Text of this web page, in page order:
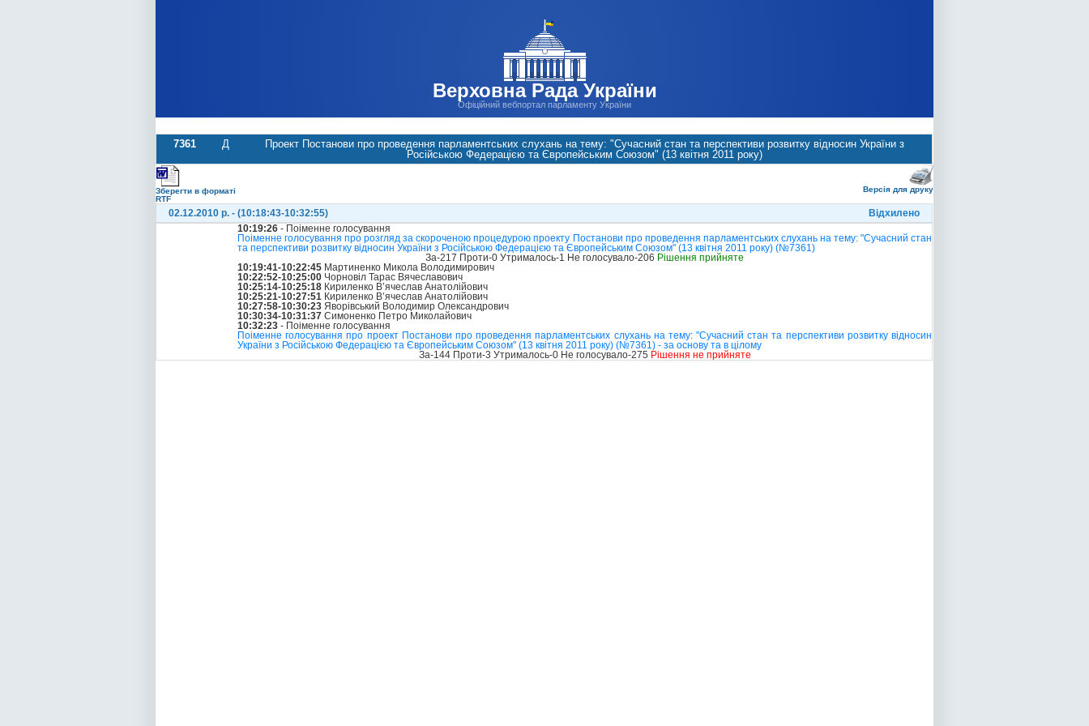
Верховна Рада України
Офіційний вебпортал парламенту України
7361 Д
Проект Постанови про проведення парламентських слухань на тему: "Сучасний стан та перспективи розвитку відносин України з
Російською Федерацією та Європейським Союзом" (13 квітня 2011 року)
Зберегти в форматі
RTF
Версія для друку
02.12.2010 р. - (10:18:43-10:32:55)
Відхилено
10:19:26 - Поіменне голосування
Поіменне голосування про розгляд за скороченою процедурою проекту Постанови про проведення парламентських слухань на тему: "Сучасний стан
та перспективи розвитку відносин України з Російською Федерацією та Європейським Союзом" (13 квітня 2011 року) (№7361)
За-217 Проти-0 Утрималось-1 Не голосувало-206 Рішення прийняте
10:19:41-10:22:45 Мартиненко Микола Володимирович
10:22:52-10:25:00 Чорновіл Тарас Вячеславович
10:25:14-10:25:18 Кириленко В’ячеслав Анатолійович
10:25:21-10:27:51 Кириленко В’ячеслав Анатолійович
10:27:58-10:30:23 Яворівський Володимир Олександрович
10:30:34-10:31:37 Симоненко Петро Миколайович
10:32:23 - Поіменне голосування
Поіменне голосування про проект Постанови про проведення парламентських слухань на тему: "Сучасний стан та перспективи розвитку відносин
України з Російською Федерацією та Європейським Союзом" (13 квітня 2011 року) (№7361) - за основу та в цілому
За-144 Проти-3 Утрималось-0 Не голосувало-275 Рішення не прийняте